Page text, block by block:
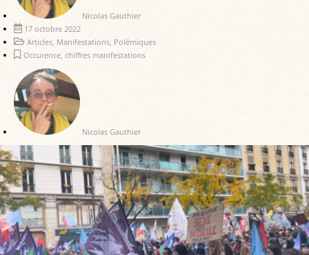
Nicolas Gauthier
17 octobre 2022
Articles Manifestations Polémiques
Occurence chiffres manifestations
Nicolas Gauthier